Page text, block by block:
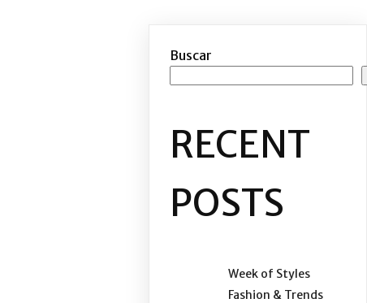
Buscar
RECENT
POSTS
Week of Styles
Fashion & Trends